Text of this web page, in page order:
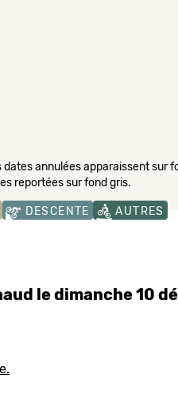
dates annulées apparaissent sur
reportées sur fond gris.
DESCENTE AUTRES
le dimanche 10